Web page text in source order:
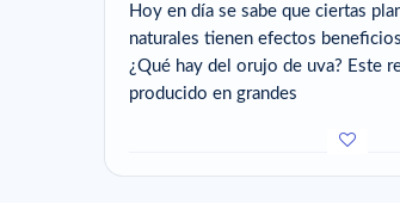
Hoy en día se sabe que ciertas
naturales tienen efectos
¿Qué hay del orujo de uva? Este
producido en grandes